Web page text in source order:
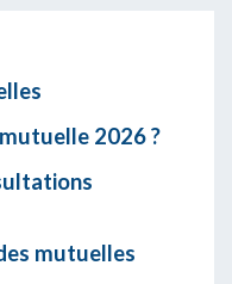
2026 ?
mutuelles